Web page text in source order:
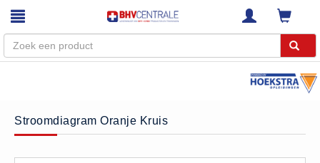
Home
Webshop
Trainingen
Stroomdiagram Oranje Kruis